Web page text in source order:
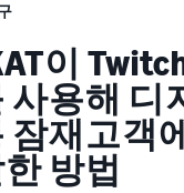
이
사용해 디
잠재고객
방법